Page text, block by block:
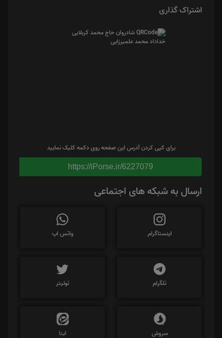
اشتراک گذاری
برای کپی کردن آدرس این صفحه روی دکمه کلیک نمایید
https://iPorse.ir/6227079
ارسال به شبکه های اجتماعی
اینستاگرام واتس اپ
تلگرام توئیتر
سروش ایتا